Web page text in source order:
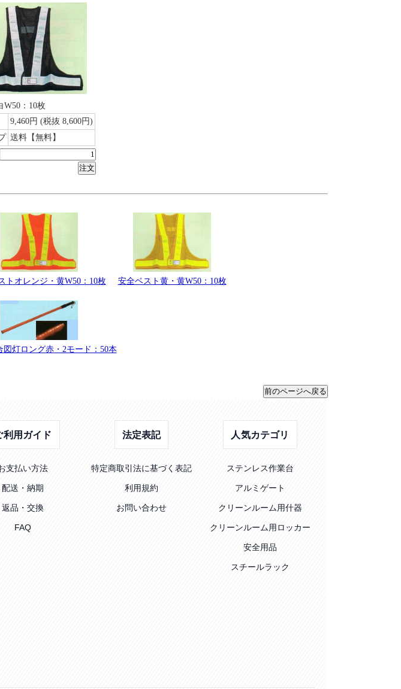
W50：10枚
9,460円 (税抜 8,600円)
送料【無料】
トオレンジ・黄W50：10枚
安全ベスト黄・黄W50：10枚
図灯ロング赤・2モード：50本
利用ガイド
支払い方法
配送・納期
返品・交換
FAQ
法定表記
特定商取引法に基づく表記
利用規約
お問い合わせ
人気カテゴリ
ステンレス作業台
アルミゲート
クリーンルーム用什器
クリーンルーム用ロッカー
安全用品
スチールラック